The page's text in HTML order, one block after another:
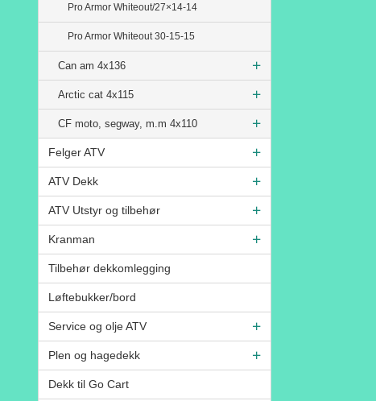
Pro Armor Whiteout/27×14-14
Pro Armor Whiteout 30-15-15
Can am 4x136
Arctic cat 4x115
CF moto, segway, m.m 4x110
Felger ATV
ATV Dekk
ATV Utstyr og tilbehør
Kranman
Tilbehør dekkomlegging
Løftebukker/bord
Service og olje ATV
Plen og hagedekk
Dekk til Go Cart